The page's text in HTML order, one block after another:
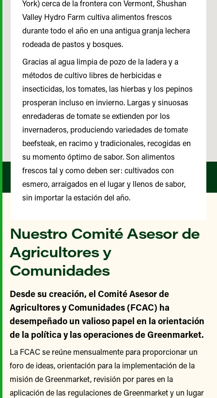
Nuestro Comité Asesor de
Agricultores y
Comunidades
Desde su creación, el Comité Asesor de
Agricultores y Comunidades (FCAC) ha
desempeñado un valioso papel en la orientación
de la política y las operaciones de Greenmarket.
La FCAC se reúne mensualmente para proporcionar un
foro de ideas, orientación para la implementación de la
misión de Greenmarket, revisión por pares en la
aplicación de las regulaciones de Greenmarket y un lugar
York) cerca de la frontera con Vermont, Shushan
Valley Hydro Farm cultiva alimentos frescos
durante todo el año en una antigua granja lechera
rodeada de pastos y bosques.
Gracias al agua limpia de pozo de la ladera y a
métodos de cultivo libres de herbicidas e
insecticidas, los tomates, las hierbas y los pepinos
prosperan incluso en invierno. Largas y sinuosas
enredaderas de tomate se extienden por los
invernaderos, produciendo variedades de tomate
beefsteak, en racimo y tradicionales, recogidas en
su momento óptimo de sabor. Son alimentos
frescos tal y como deben ser: cultivados con
esmero, arraigados en el lugar y llenos de sabor,
sin importar la estación del año.